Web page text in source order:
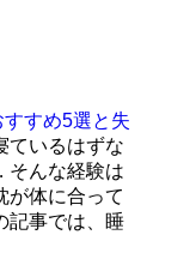
すめ5選と失
ているはずな
そんな経験は
が体に合って
記事では、睡